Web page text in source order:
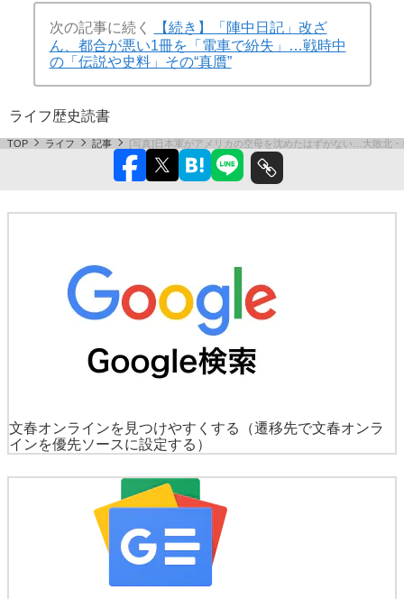
次の記事に続く
【続き】「陣中日記」改ざ
ん、都合が悪い1冊を「電車で紛失」…戦時中
の「伝説や史料」その“真贋”
ライフ歴史読書
TOP ライフ 記事 [写真]日本軍がアメリカの空母を沈めたはずがない…大敗北
文春オンラインを見つけやすくする
（遷移先で文春オンラ
インを優先ソースに設定する）